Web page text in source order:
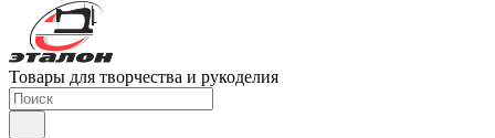
Товары для творчества и рукоделия